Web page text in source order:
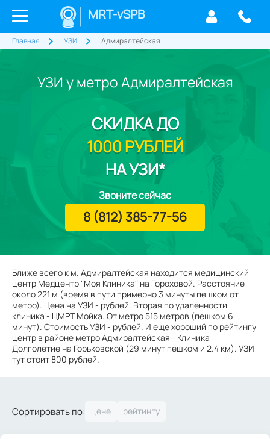
MRT-vSPB
Главная УЗИ Адмиралтейская
УЗИ у метро Адмиралтейская
Ближе всего к м. Адмиралтейская находится медицинский
центр Медцентр "Моя Клиника" на Гороховой. Расстояние
около 221 м (время в пути примерно 3 минуты пешком от
метро). Цена на УЗИ - рублей. Вторая по удаленности
клиника - ЦМРТ Мойка. От метро 515 метров (пешком 6
минут). Стоимость УЗИ - рублей. И еще хороший по рейтингу
центр в районе метро Адмиралтейская - Клиника
Долголетие на Горьковской (29 минут пешком и 2.4 км). УЗИ
тут стоит 800 рублей.
СКИДКАДО
1000 РУБЛЕЙ
НА УЗИ*
Звоните сейчас
8 (812) 385-77-56
Сортировать по: